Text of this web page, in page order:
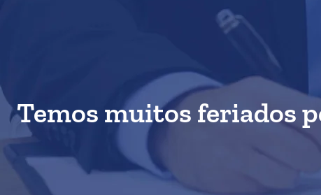
Temos muitos feriados